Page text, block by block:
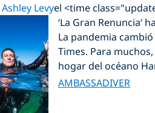
Ashley Levyel <time
‘La Gran
La pandemia
Times. Para
hogar del océano
AMBASSADIVER